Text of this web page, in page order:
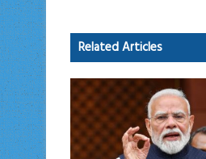
oko
n
Related Articles